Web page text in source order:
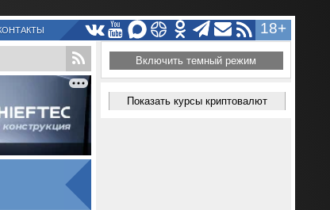
18+
Включить темный режим
Показать курсы криптовалют